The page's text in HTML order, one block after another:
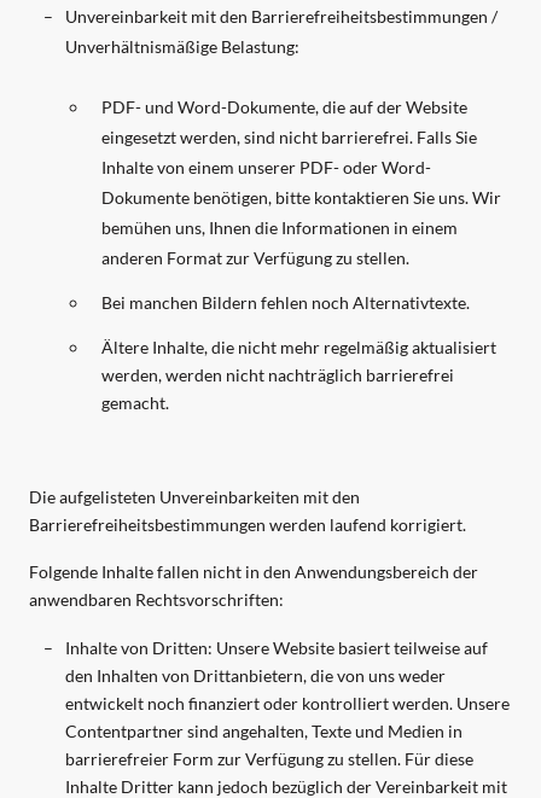
Unvereinbarkeit mit den Barrierefreiheitsbestimmungen /
Unverhältnismäßige Belastung:
PDF- und Word-Dokumente, die auf der Website
eingesetzt werden, sind nicht barrierefrei. Falls Sie
Inhalte von einem unserer PDF- oder Word-
Dokumente benötigen, bitte kontaktieren Sie uns. Wir
bemühen uns, Ihnen die Informationen in einem
anderen Format zur Verfügung zu stellen.
Bei manchen Bildern fehlen noch Alternativtexte.
Ältere Inhalte, die nicht mehr regelmäßig aktualisiert
werden, werden nicht nachträglich barrierefrei
gemacht.
Die aufgelisteten Unvereinbarkeiten mit den
Barrierefreiheitsbestimmungen werden laufend korrigiert.
Folgende Inhalte fallen nicht in den Anwendungsbereich der
anwendbaren Rechtsvorschriften:
Inhalte von Dritten: Unsere Website basiert teilweise auf
den Inhalten von Drittanbietern, die von uns weder
entwickelt noch finanziert oder kontrolliert werden. Unsere
Contentpartner sind angehalten, Texte und Medien in
barrierefreier Form zur Verfügung zu stellen. Für diese
Inhalte Dritter kann jedoch bezüglich der Vereinbarkeit mit